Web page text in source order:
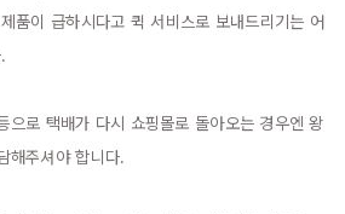
품이 급하시다고 퀵 서비스로 보내드리기는 어
으로 택배가 다시 쇼핑몰로 돌아오는 경우엔 왕
해주셔야 합니다.